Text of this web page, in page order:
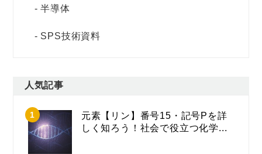
半導体
SPS技術資料
人気記事
元素【リン】番号15・記号Pを詳
しく知ろう！社会で役立つ化学...